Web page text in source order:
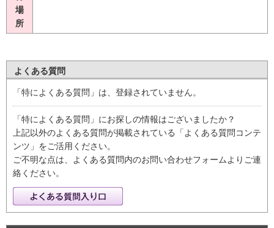
場
所
よくある質問
「特によくある質問」は、登録されていません。
「特によくある質問」にお探しの情報はございましたか？
上記以外のよくある質問が掲載されている「よくある質問コンテ
ンツ」をご活用ください。
ご不明な点は、よくある質問内のお問い合わせフォームよりご連
絡ください。